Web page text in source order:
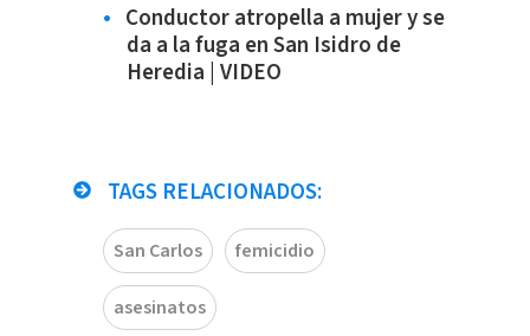
Conductor atropella a mujer y se
da a la fuga en San Isidro de
Heredia | VIDEO
TAGS RELACIONADOS:
San Carlos femicidio
asesinatos